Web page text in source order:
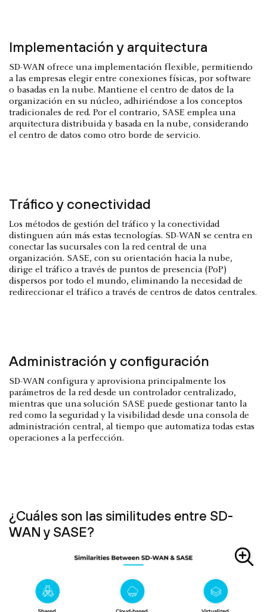
Implementación y arquitectura
SD-WAN ofrece una implementación flexible, permitiendo
a las empresas elegir entre conexiones físicas, por software
o basadas en la nube. Mantiene el centro de datos de la
organización en su núcleo, adhiriéndose a los conceptos
tradicionales de red. Por el contrario, SASE emplea una
arquitectura distribuida y basada en la nube, considerando
el centro de datos como otro borde de servicio.
Tráfico y conectividad
Los métodos de gestión del tráfico y la conectividad
distinguen aún más estas tecnologías. SD-WAN se centra en
conectar las sucursales con la red central de una
organización. SASE, con su orientación hacia la nube,
dirige el tráfico a través de puntos de presencia (PoP)
dispersos por todo el mundo, eliminando la necesidad de
redireccionar el tráfico a través de centros de datos centrales.
Administración y configuración
SD-WAN configura y aprovisiona principalmente los
parámetros de la red desde un controlador centralizado,
mientras que una solución SASE puede gestionar tanto la
red como la seguridad y la visibilidad desde una consola de
administración central, al tiempo que automatiza todas estas
operaciones a la perfección.
¿Cuáles son las similitudes entre SD-
WAN y SASE?